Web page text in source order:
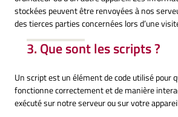
stockées peuvent être renvoyées à nos
des tierces parties concernées lors d’une
3. Que sont les scripts ?
Un script est un élément de code utilisé pour
fonctionne correctement et de manière
exécuté sur notre serveur ou sur votre